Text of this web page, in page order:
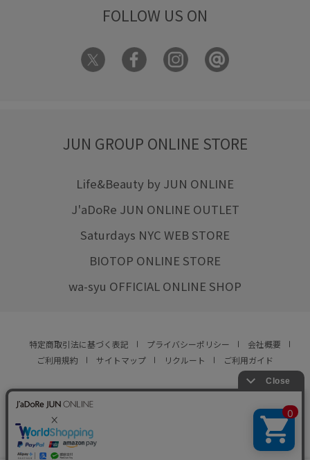
FOLLOW US ON
JUN GROUP ONLINE STORE
Life&Beauty by JUN ONLINE
J'aDoRe JUN ONLINE OUTLET
Saturdays NYC WEB STORE
BIOTOP ONLINE STORE
wa-syu OFFICIAL ONLINE SHOP
特定商取引法に基づく表記 プライバシーポリシー
会社概要
ご利用規約
サイトマップ リクルート ご利用ガイド
© JUN CO.,LTD. ALL RIGHTS RESERVED.